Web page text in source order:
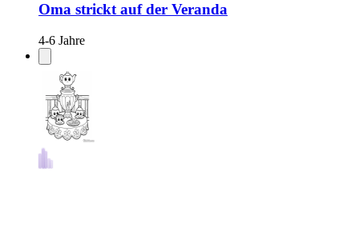
Oma strickt auf der Veranda
4-6 Jahre